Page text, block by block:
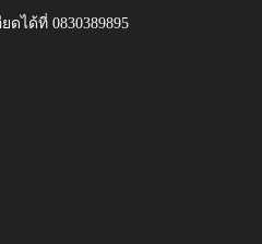
ได้ที่ 0830389895